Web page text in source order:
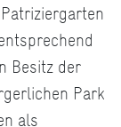
Besitz der
Park
als